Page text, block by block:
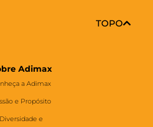
TOPO
Adimax
a Adimax
e Propósito
Diversidade e